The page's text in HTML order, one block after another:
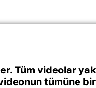
Tüm videolar
tümüne